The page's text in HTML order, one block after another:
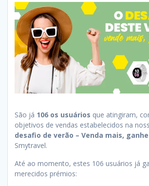
São já 106 os usuários que atingiram,
objetivos de vendas estabelecidos na
desafio de verão – Venda mais,
Smytravel.
Até ao momento, estes 106 usuários já
merecidos prémios: